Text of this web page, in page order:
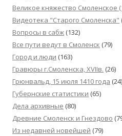
Великое княжество Смоленское
Видеотека "Cтарого Смоленска"
Вопросы в сабж (132)
Все пути ведут в Смоленск (79)
Город и люди (163)
Гравюры г.Смоленска, XVIIв. (26)
Грюнвальд, 15 июля 1410 года (24)
Губернские статистики (65)
Дела архивные (80)
Древние Смоленск и Гнездово
Из недавней новейшей (79)